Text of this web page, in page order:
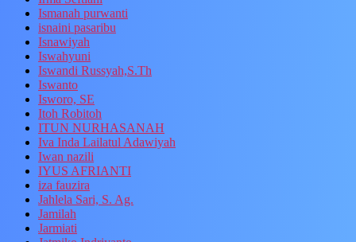
Ismanah purwanti
isnaini pasaribu
Isnawiyah
Iswahyuni
Iswandi Russyah,S.Th
Iswanto
Isworo, SE
Itoh Robitoh
ITUN NURHASANAH
Iva Inda Lailatul Adawiyah
Iwan nazili
IYUS AFRIANTI
iza fauzira
Jahlela Sari, S. Ag.
Jamilah
Jarmiati